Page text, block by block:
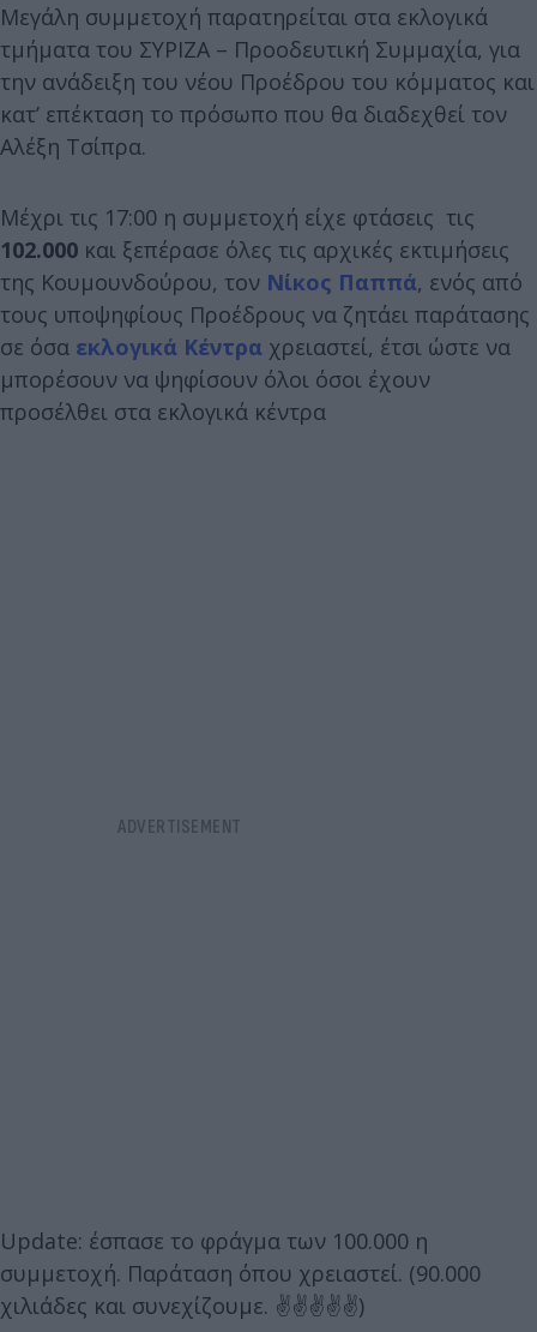
Μεγάλη συμμετοχή παρατηρείται στα εκλογικά
τμήματα του ΣΥΡΙΖΑ – Προοδευτική Συμμαχία, για
την ανάδειξη του νέου Προέδρου του κόμματος και
κατ’ επέκταση το πρόσωπο που θα διαδεχθεί τον
Αλέξη Τσίπρα.
Μέχρι τις 17:00 η συμμετοχή είχε φτάσεις τις
102.000 και ξεπέρασε όλες τις αρχικές εκτιμήσεις
της Κουμουνδούρου, τον Νίκος Παππά, ενός από
τους υποψηφίους Προέδρους να ζητάει παράτασης
σε όσα εκλογικά Κέντρα χρειαστεί, έτσι ώστε να
μπορέσουν να ψηφίσουν όλοι όσοι έχουν
προσέλθει στα εκλογικά κέντρα
Update: έσπασε το φράγμα των 100.000 η
συμμετοχή. Παράταση όπου χρειαστεί. (90.000
χιλιάδες και συνεχίζουμε. ✌️✌️✌️✌️✌️)